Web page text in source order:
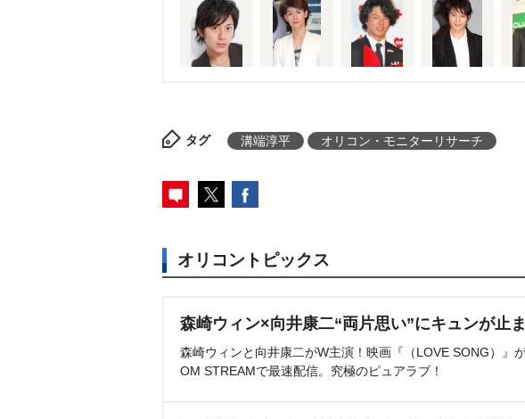
タグ 溝端淳平 オリコン・モニターリサーチ
オリコントピックス
森崎ウィン×向井康二“両片思い”にキュンが止
森崎ウィンと向井康二がW主演！映画『（LOVE SONG）』
OM STREAMで最速配信。究極のピュアラブ！